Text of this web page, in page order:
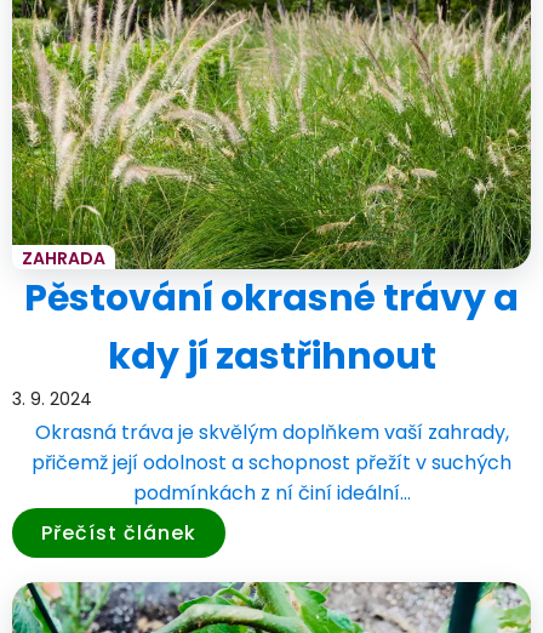
ZAHRADA
Pěstování okrasné trávy a
kdy jí zastřihnout
3. 9. 2024
Okrasná tráva je skvělým doplňkem vaší zahrady,
přičemž její odolnost a schopnost přežít v suchých
podmínkách z ní činí ideální…
Přečíst článek